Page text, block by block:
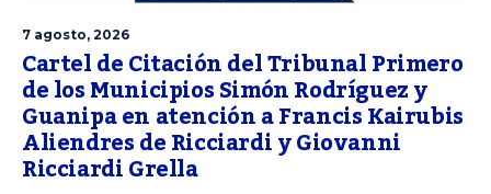
7 agosto, 2026
Cartel de Citación del Tribunal Primero
de los Municipios Simón Rodríguez y
Guanipa en atención a Francis Kairubis
Aliendres de Ricciardi y Giovanni
Ricciardi Grella